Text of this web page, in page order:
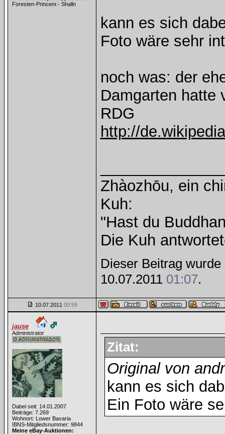
Foresten-Princenr.- Shalln
kann es sich
Foto wäre sehr
noch was: der
Damgarten hatte
RDG
http://
Zhàozhōu, ein
Kuh:
"Hast du
Die Kuh
Dieser Beitrag
10.07.2011 01:07.
10.07.2011 00:59
jause
Administrator
Dabei seit: 14.01.2007
Beiträge: 7.269
Wohnort: Lower Bavaria
IBNS-Mitgliedsnummer: 9844
Meine eBay-Auktionen:
Zitat:
Original von
kann es sich
Ein Foto wäre